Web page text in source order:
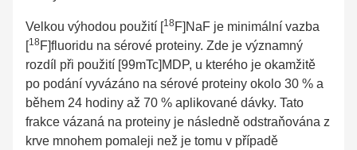
Velkou výhodou použití [18F]NaF je minimální vazba
[18F]fluoridu na sérové proteiny. Zde je významný
rozdíl při použití [99mTc]MDP, u kterého je okamžitě
po podání vyvázáno na sérové proteiny okolo 30 % a
během 24 hodiny až 70 % aplikované dávky. Tato
frakce vázaná na proteiny je následně odstraňována z
krve mnohem pomaleji než je tomu v případě